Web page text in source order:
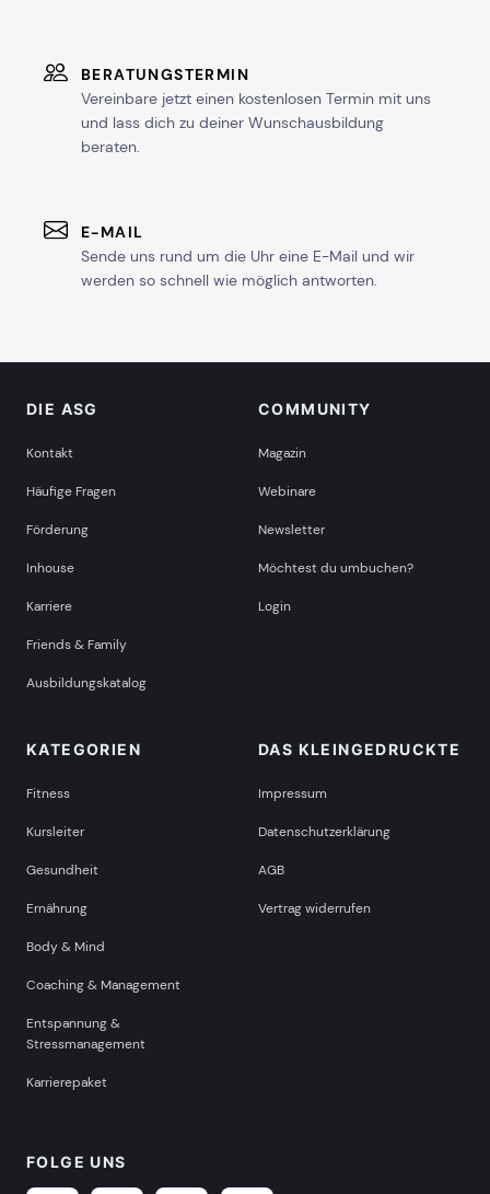
BERATUNGSTERMIN
Vereinbare jetzt einen kostenlosen Termin mit uns
und lass dich zu deiner Wunschausbildung
beraten.
E-MAIL
Sende uns rund um die Uhr eine E-Mail und wir
werden so schnell wie möglich antworten.
DIE ASG
Kontakt
Häufige Fragen
Förderung
Inhouse
Karriere
Friends & Family
Ausbildungskatalog
COMMUNITY
Magazin
Webinare
Newsletter
Möchtest du umbuchen?
Login
KATEGORIEN
Fitness
Kursleiter
Gesundheit
Ernährung
Body & Mind
Coaching & Management
Entspannung &
Stressmanagement
Karrierepaket
DAS KLEINGEDRUCKTE
Impressum
Datenschutzerklärung
AGB
Vertrag widerrufen
FOLGE UNS